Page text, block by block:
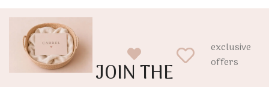
JOIN THE
exclusive
offers